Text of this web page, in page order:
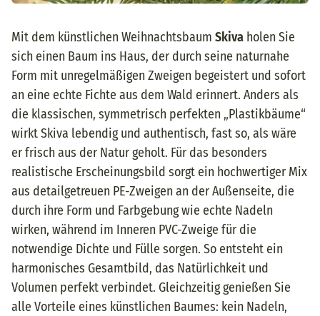
Mit dem künstlichen Weihnachtsbaum Skiva holen Sie
sich einen Baum ins Haus, der durch seine naturnahe
Form mit unregelmäßigen Zweigen begeistert und sofort
an eine echte Fichte aus dem Wald erinnert. Anders als
die klassischen, symmetrisch perfekten „Plastikbäume“
wirkt Skiva lebendig und authentisch, fast so, als wäre
er frisch aus der Natur geholt. Für das besonders
realistische Erscheinungsbild sorgt ein hochwertiger Mix
aus detailgetreuen PE-Zweigen an der Außenseite, die
durch ihre Form und Farbgebung wie echte Nadeln
wirken, während im Inneren PVC-Zweige für die
notwendige Dichte und Fülle sorgen. So entsteht ein
harmonisches Gesamtbild, das Natürlichkeit und
Volumen perfekt verbindet. Gleichzeitig genießen Sie
alle Vorteile eines künstlichen Baumes: kein Nadeln,